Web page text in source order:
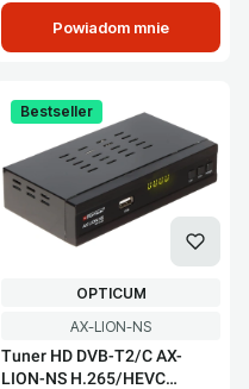
Powiadom mnie
Bestseller
Kod produktu
AX-LION-NS
Tuner HD DVB-T2/C AX-
LION-NS H.265/HEVC
PRODUCENT
OPTICUM